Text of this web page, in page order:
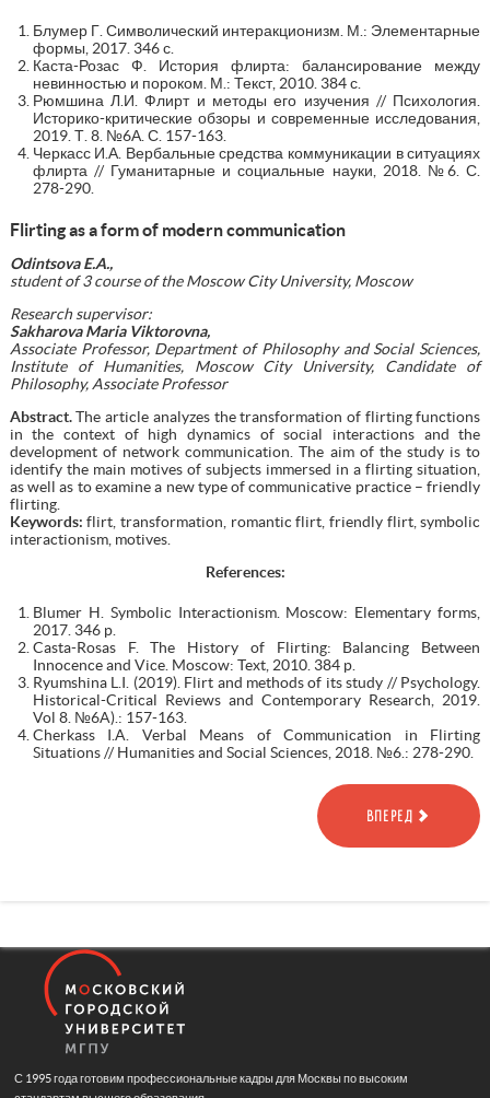
Блумер Г. Символический интеракционизм. М.: Элементарные
формы, 2017. 346 с.
Каста-Розас Ф. История флирта: балансирование между
невинностью и пороком. М.: Текст, 2010. 384 с.
Рюмшина Л.И. Флирт и методы его изучения // Психология.
Историко-критические обзоры и современные исследования,
2019. Т. 8. №6А. С. 157-163.
Черкасс И.А. Вербальные средства коммуникации в ситуациях
флирта // Гуманитарные и социальные науки, 2018. №6. С.
278-290.
Flirting as a form of modern communication
Odintsova E.A.,
student of 3 courseof theMoscow City University, Moscow
Research supervisor:
Sakharova Maria Viktorovna,
Associate Professor, Department of Philosophy and Social Sciences,
Institute of Humanities, Moscow City University, Candidate of
Philosophy, Associate Professor
Abstract.The article analyzes the transformation of flirting functions
in the context of high dynamics of social interactions and the
development of network communication. The aim of the study is to
identify the main motives of subjects immersed in a flirting situation,
as well as to examine a new type of communicative practice – friendly
flirting.
Keywords:flirt, transformation, romantic flirt, friendly flirt, symbolic
interactionism, motives.
References:
Blumer H. Symbolic Interactionism. Moscow: Elementary forms,
2017. 346 p.
Casta-Rosas F. The History of Flirting: Balancing Between
Innocence and Vice. Moscow: Text, 2010. 384 p.
Ryumshina L.I. (2019). Flirt and methods of its study // Psychology.
Historical-Critical Reviews and Contemporary Research, 2019.
Vol 8. №6A).: 157-163.
Cherkass I.A. Verbal Means of Communication in Flirting
Situations // Humanities and Social Sciences, 2018. №6.: 278-290.
ВПЕРЕД
С 1995 года готовим профессиональные кадры для Москвы по высоким